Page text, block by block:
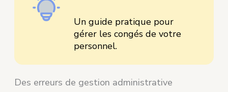
Un guide pratique pour
gérer les congés de votre
personnel.
Des erreurs de gestion administrative